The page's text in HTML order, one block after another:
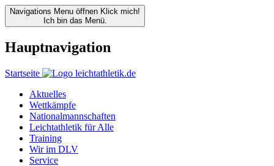
Navigations Menu öffnen Klick mich!
Ich bin das Menü.
Hauptnavigation
Startseite
Aktuelles
Wettkämpfe
Nationalmannschaften
Leichtathletik für Alle
Training
Wir im DLV
Service